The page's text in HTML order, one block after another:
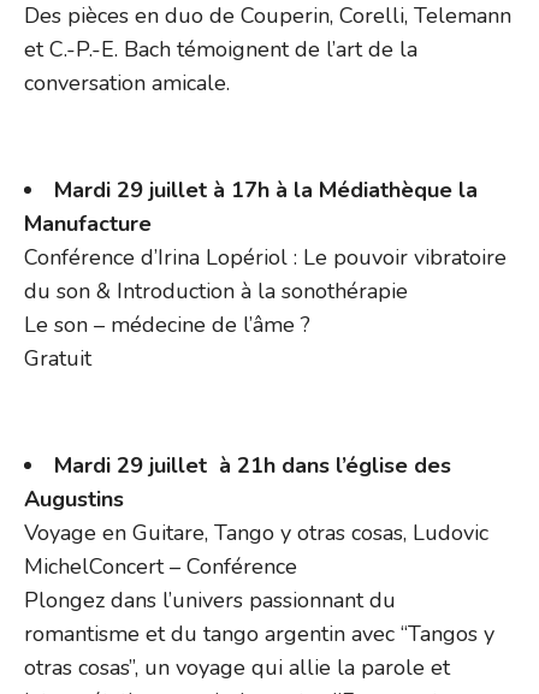
Des pièces en duo de Couperin, Corelli, Telemann
et C.-P.-E. Bach témoignent de l’art de la
conversation amicale.
Mardi 29 juillet à 17h à la Médiathèque la
Manufacture
Conférence d’Irina Lopériol : Le pouvoir vibratoire
du son & Introduction à la sonothérapie
Le son – médecine de l’âme ?
Gratuit
Mardi 29 juillet à 21h dans l’église des
Augustins
Voyage en Guitare, Tango y otras cosas, Ludovic
MichelConcert – Conférence
Plongez dans l’univers passionnant du
romantisme et du tango argentin avec “Tangos y
otras cosas”, un voyage qui allie la parole et